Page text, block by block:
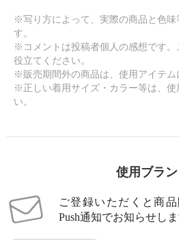
※写り方によって、実際の商品と色味
す。
※コメントは投稿者個人の感想です。
役立てください。
※販売期間外の商品は、使用アイテム
※正しい着用サイズ・カラー等は、使
い。
使用ブラ
ご登録いただくと商
Push通知でお知らせしま